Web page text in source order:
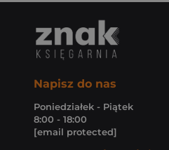
Napisz do nas
Poniedziałek - Piątek
8:00 - 18:00
[email protected]